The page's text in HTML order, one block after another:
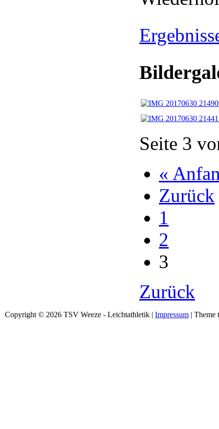
Seite 3
«
Zurück
1
2
3
Zurück
Copyright © 2026 TSV Weeze - Leichtathletik | Impressum | Theme